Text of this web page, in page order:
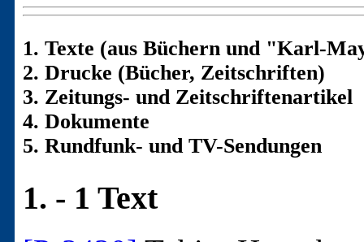
1. Texte (aus Büchern und "Karl-
2. Drucke (Bücher, Zeitschriften)
3. Zeitungs- und Zeitschriftenartikel
4. Dokumente
5. Rundfunk- und TV-Sendungen
1. - 1 Text